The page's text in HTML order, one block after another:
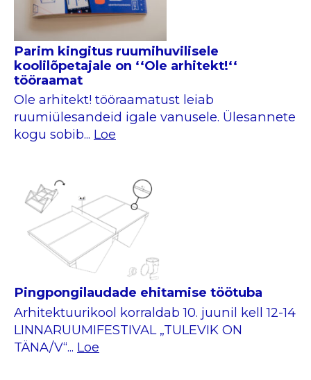
Parim kingitus ruumihuvilisele
koolilõpetajale on ‘‘Ole arhitekt!‘‘
tööraamat
Ole arhitekt! tööraamatust leiab
ruumiülesandeid igale vanusele. Ülesannete
kogu sobib... Loe
Pingpongilaudade ehitamise töötuba
Arhitektuurikool korraldab 10. juunil kell 12-14
LINNARUUMIFESTIVAL „TULEVIK ON
TÄNA/V“... Loe